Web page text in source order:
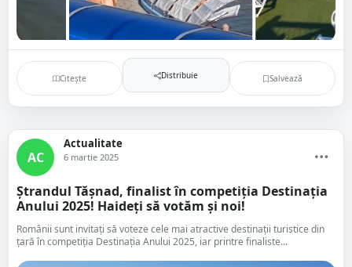
Citește Distribuie Salvează
AC
Actualitate
6 martie 2025
Ștrandul Tășnad, finalist în competiția Destinația
Anului 2025! Haideți să votăm și noi!
Românii sunt invitați să voteze cele mai atractive destinații turistice din
țară în competiția Destinația Anului 2025, iar printre finaliste...